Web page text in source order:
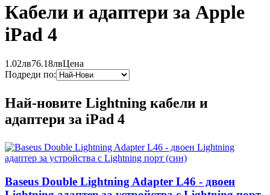
Кабели и адаптери за Apple
iPad 4
1.02лв76.18лвЦена
Подреди по:
Най-новите Lightning кабели и
адаптери за iPad 4
Baseus Double Lightning Adapter L46 - двоен